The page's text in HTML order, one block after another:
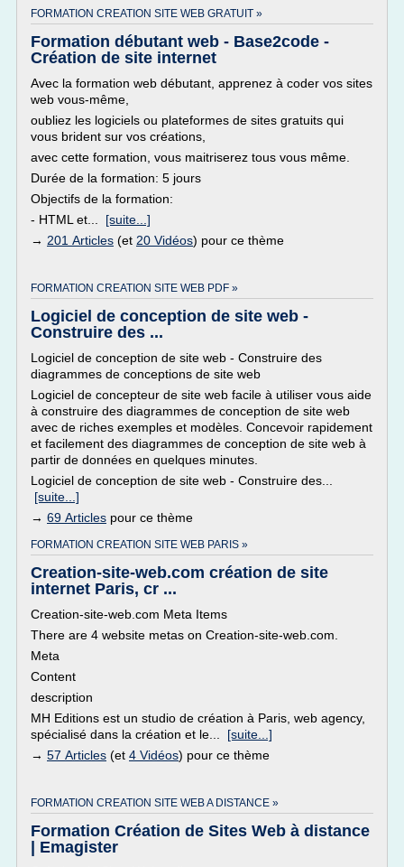
FORMATION CREATION SITE WEB GRATUIT »
Formation débutant web - Base2code -
Création de site internet
Avec la formation web débutant, apprenez à coder vos sites
web vous-même,
oubliez les logiciels ou plateformes de sites gratuits qui
vous brident sur vos créations,
avec cette formation, vous maitriserez tous vous même.
Durée de la formation: 5 jours
Objectifs de la formation:
- HTML et... [suite...]
→ 201 Articles (et 20 Vidéos) pour ce thème
FORMATION CREATION SITE WEB PDF »
Logiciel de conception de site web -
Construire des ...
Logiciel de conception de site web - Construire des
diagrammes de conceptions de site web
Logiciel de concepteur de site web facile à utiliser vous aide
à construire des diagrammes de conception de site web
avec de riches exemples et modèles. Concevoir rapidement
et facilement des diagrammes de conception de site web à
partir de données en quelques minutes.
Logiciel de conception de site web - Construire des...
[suite...]
→ 69 Articles pour ce thème
FORMATION CREATION SITE WEB PARIS »
Creation-site-web.com création de site
internet Paris, cr ...
Creation-site-web.com Meta Items
There are 4 website metas on Creation-site-web.com.
Meta
Content
description
MH Editions est un studio de création à Paris, web agency,
spécialisé dans la création et le... [suite...]
→ 57 Articles (et 4 Vidéos) pour ce thème
FORMATION CREATION SITE WEB A DISTANCE »
Formation Création de Sites Web à distance
| Emagister